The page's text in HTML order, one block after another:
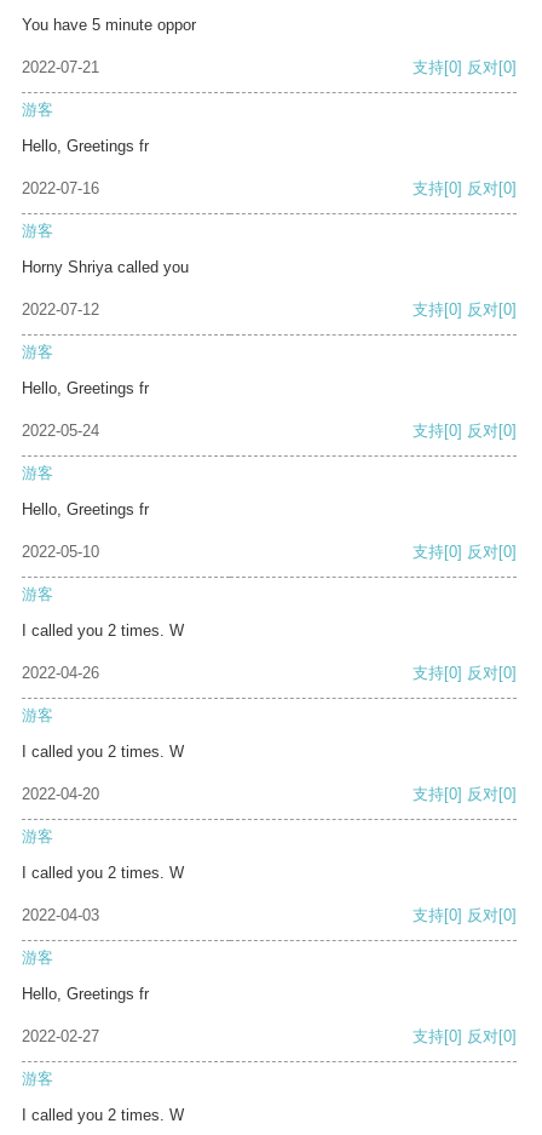
You have 5 minute oppor
2022-07-21 支持[0] 反对[0]
游客
Hello, Greetings fr
2022-07-16 支持[0] 反对[0]
游客
Horny Shriya called you
2022-07-12 支持[0] 反对[0]
游客
Hello, Greetings fr
2022-05-24 支持[0] 反对[0]
游客
Hello, Greetings fr
2022-05-10 支持[0] 反对[0]
游客
I called you 2 times. W
2022-04-26 支持[0] 反对[0]
游客
I called you 2 times. W
2022-04-20 支持[0] 反对[0]
游客
I called you 2 times. W
2022-04-03 支持[0] 反对[0]
游客
Hello, Greetings fr
2022-02-27 支持[0] 反对[0]
游客
I called you 2 times. W